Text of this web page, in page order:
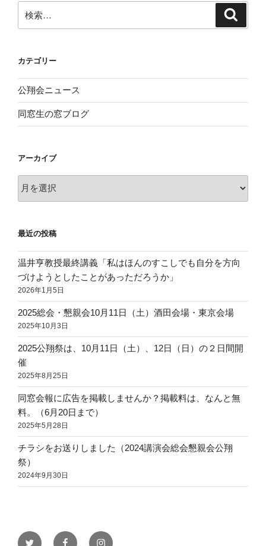
索:
カテゴリー
公翔会ニュース
同窓生の窓ブログ
アーカイブ
ー
ブ
最近の投稿
温井亨教授最終講義「私はほんのすこしでも自分を方向
づけようとしたことがあっただろうか」
2026年1月5日
2025総会・懇親会10月11日（土）酒田会場・東京会場
2025年10月3日
2025公翔祭は、10月11日（土）、12日（日）の２日間開
催
2025年8月25日
同窓会報に広告を掲載しませんか？掲載料は、なんと無
料。（6月20日まで）
2025年5月28日
チラシをお送りしました（2024講演会総会懇親会公翔
祭）
2024年9月30日
twitter facebookinstagram